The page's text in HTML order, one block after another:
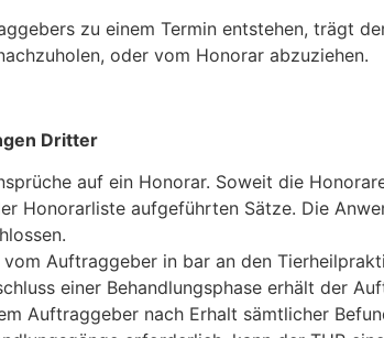
zu einem Termin entstehen, trägt
oder vom Honorar abzuziehen.
Dritter
auf ein Honorar. Soweit die
Honorarliste aufgeführten Sätze. Die
Auftraggeber in bar an den
einer Behandlungsphase erhält der
Auftraggeber nach Erhalt sämtlicher